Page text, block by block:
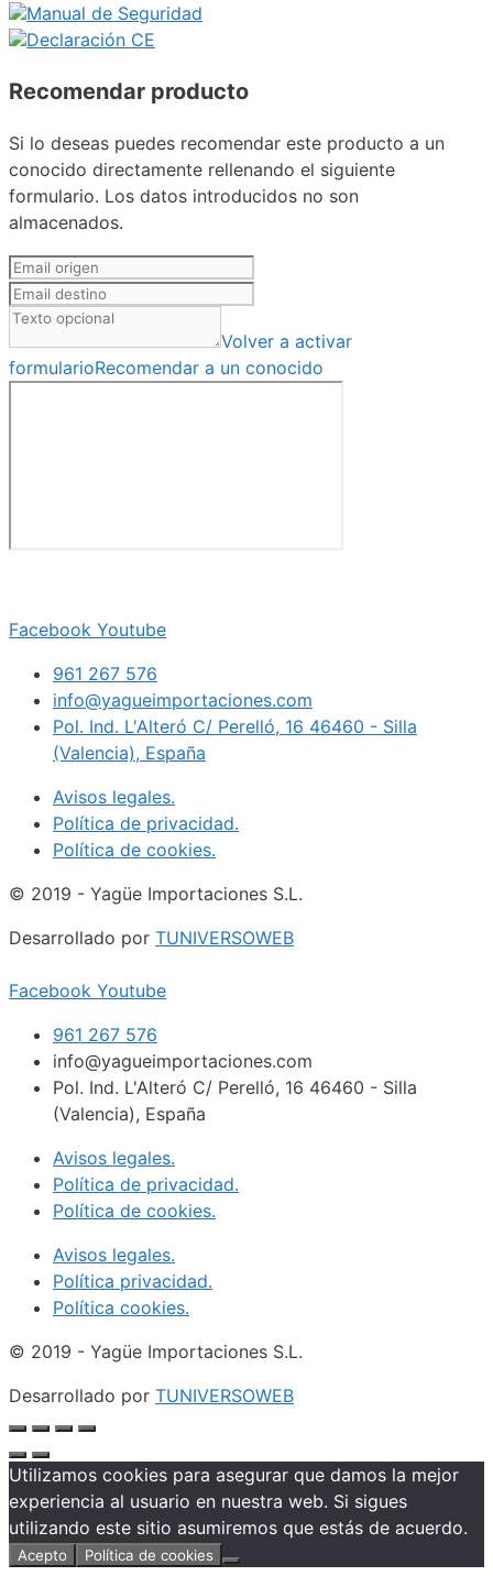
Manual de Seguridad
Declaración CE
Recomendar producto
Si lo deseas puedes recomendar este producto a un
conocido directamente rellenando el siguiente
formulario. Los datos introducidos no son
almacenados.
Volver a activar
formularioRecomendar a un conocido
Facebook Youtube
961 267 576
info@yagueimportaciones.com
Pol. Ind. L'Alteró C/ Perelló, 16 46460 - Silla
(Valencia), España
Avisos legales.
Política de privacidad.
Política de cookies.
© 2019 - Yagüe Importaciones S.L.
Desarrollado por TUNIVERSOWEB
Facebook Youtube
961 267 576
info@yagueimportaciones.com
Pol. Ind. L'Alteró C/ Perelló, 16 46460 - Silla
(Valencia), España
Avisos legales.
Política de privacidad.
Política de cookies.
Avisos legales.
Política privacidad.
Política cookies.
© 2019 - Yagüe Importaciones S.L.
Desarrollado por TUNIVERSOWEB
Utilizamos cookies para asegurar que damos la mejor
experiencia al usuario en nuestra web. Si sigues
utilizando este sitio asumiremos que estás de acuerdo.
Acepto Política de cookies